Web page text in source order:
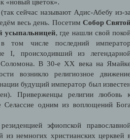
«новый цветок».
сейчас называют Адис-Абебу из-
весь день. Посетим Собор
усыпальницей, где нашли свой
в том числепоследний
I, происходивший из
Соломона. В 30-е XX века на
возникло религиозное
будущий император был
Приверженцы религии любовь
одним из воплощений
эфиопской
немногих христианских церквей